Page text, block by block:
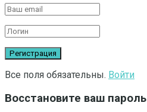
Все поля обязательны. Войти
Восстановите ваш пароль